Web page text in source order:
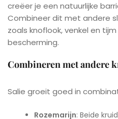
creëer je een natuurlijke
Combineer dit met andere
zoals knoflook, venkel en
bescherming.
Combineren met andere
Salie groeit goed in
Rozemarijn: Beide